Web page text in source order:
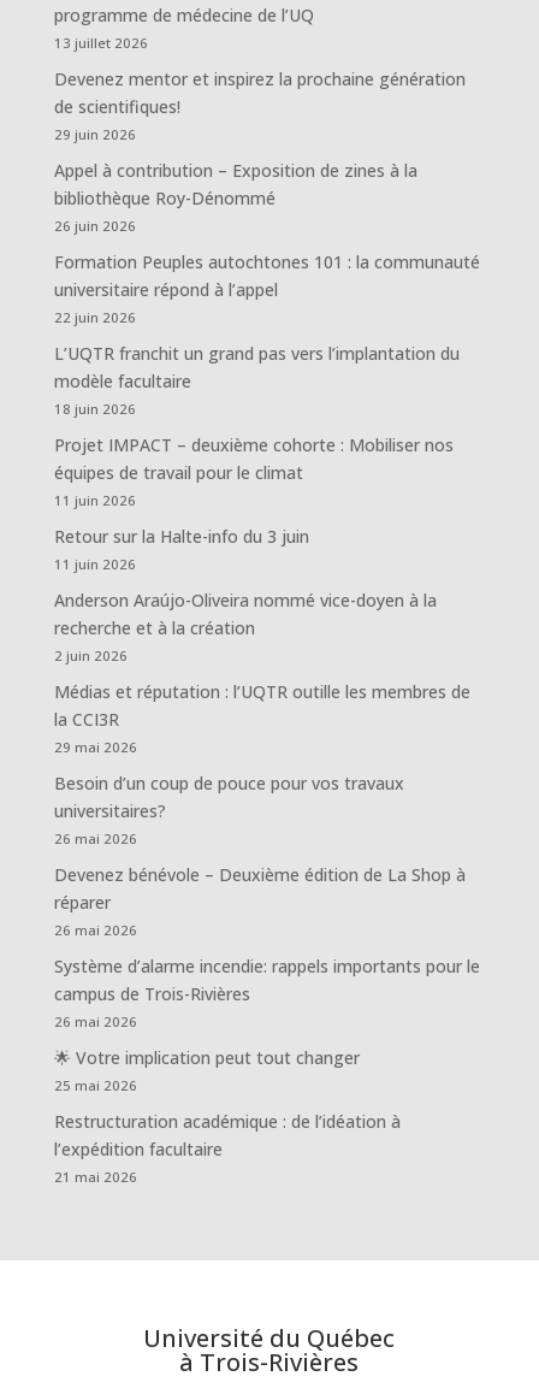
programme de médecine de l’UQ
13 juillet 2026
Devenez mentor et inspirez la prochaine génération
de scientifiques!
29 juin 2026
Appel à contribution – Exposition de zines à la
bibliothèque Roy-Dénommé
26 juin 2026
Formation Peuples autochtones 101 : la communauté
universitaire répond à l’appel
22 juin 2026
L’UQTR franchit un grand pas vers l’implantation du
modèle facultaire
18 juin 2026
Projet IMPACT – deuxième cohorte : Mobiliser nos
équipes de travail pour le climat
11 juin 2026
Retour sur la Halte-info du 3 juin
11 juin 2026
Anderson Araújo-Oliveira nommé vice-doyen à la
recherche et à la création
2 juin 2026
Médias et réputation : l’UQTR outille les membres de
la CCI3R
29 mai 2026
Besoin d’un coup de pouce pour vos travaux
universitaires?
26 mai 2026
Devenez bénévole – Deuxième édition de La Shop à
réparer
26 mai 2026
Système d’alarme incendie: rappels importants pour le
campus de Trois-Rivières
26 mai 2026
🌟 Votre implication peut tout changer
25 mai 2026
Restructuration académique : de l’idéation à
l’expédition facultaire
21 mai 2026
Université du Québec
à Trois-Rivières